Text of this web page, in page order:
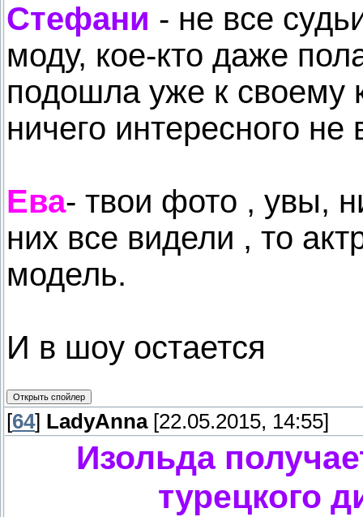
Стефани - не все
моду, кое-кто даже
подошла уже к своему
ничего интересного не
Ева- твои фото , увы,
них все видели , то
модель.
И в шоу остается
[64] LadyAnna[22.05.2015, 14:55]
Изольда
турецкого